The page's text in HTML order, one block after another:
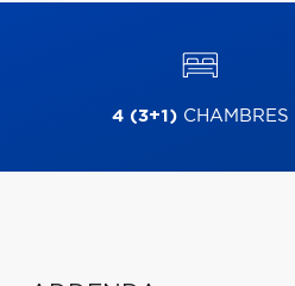
4 (3+1)CHAMBRES